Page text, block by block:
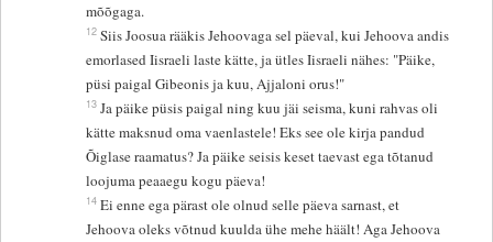
mõõgaga.
12 Siis Joosua rääkis Jehoovaga sel päeval, kui Jehoova andis
emorlased Iisraeli laste kätte, ja ütles Iisraeli nähes: "Päike,
püsi paigal Gibeonis ja kuu, Ajjaloni orus!"
13 Ja päike püsis paigal ning kuu jäi seisma, kuni rahvas oli
kätte maksnud oma vaenlastele! Eks see ole kirja pandud
Õiglase raamatus? Ja päike seisis keset taevast ega tõtanud
loojuma peaaegu kogu päeva!
14 Ei enne ega pärast ole olnud selle päeva sarnast, et
Jehoova oleks võtnud kuulda ühe mehe häält! Aga Jehoova